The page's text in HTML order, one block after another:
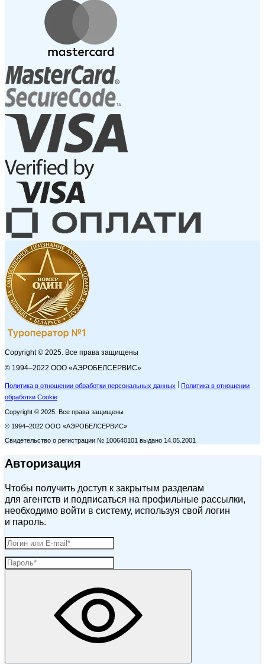
Copyright © 2025. Все права защищены
© 1994–2022 ООО «АЭРОБЕЛСЕРВИС»
Политика в отношении обработки персональных данных
Политика в отношении
обработки Cookie
Copyright © 2025. Все права защищены
© 1994–2022 ООО «АЭРОБЕЛСЕРВИС»
Свидетельство о регистрации № 100640101 выдано 14.05.2001
Авторизация
Чтобы получить доступ к закрытым разделам
для агентств и подписаться на профильные рассылки,
необходимо войти в систему, используя свой логин
и пароль.